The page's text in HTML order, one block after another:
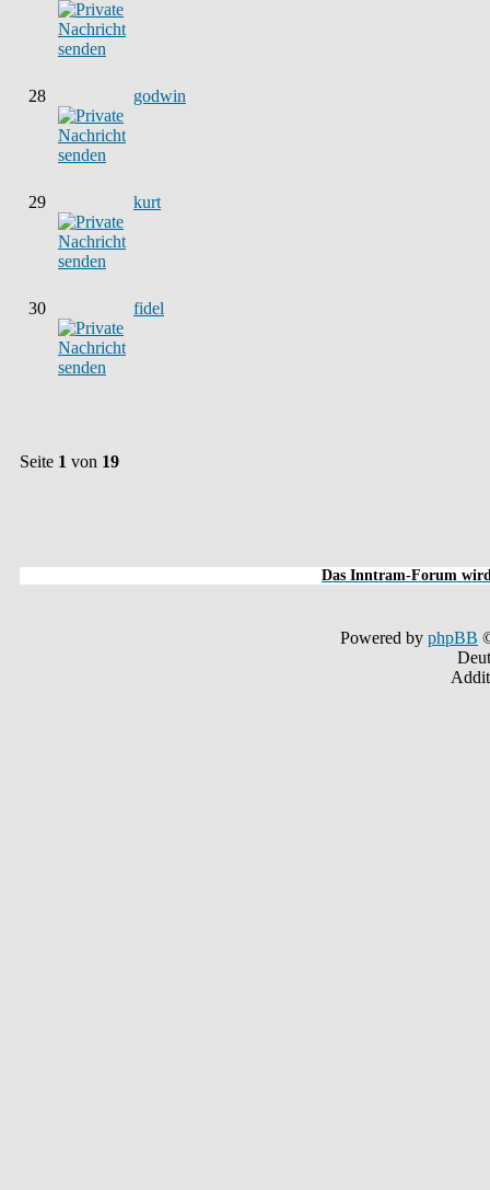
28 godwin
29 kurt
30 fidel
Seite 1 von 19
Das Inntram-Forum
Powered by phpBB